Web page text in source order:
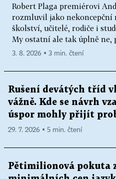
Robert Plaga premiérovi
rozmluvil jako nekoncepční
školství, učitelé, rodiče i
My ostatní ale tak úplně ne,
3. 8. 2026 ▪ 3 min. čtení
Rušení devátých tříd
vážně. Kde se návrh
úspor mohly přijít
29. 7. 2026 ▪ 5 min. čtení
Pětimilionová pokuta